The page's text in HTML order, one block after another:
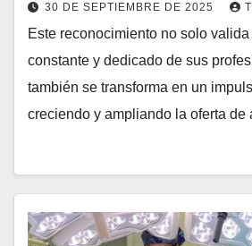
30 DE SEPTIEMBRE DE 2025
Este reconocimiento no solo
constante y dedicado de sus
también se transforma en un
creciendo y ampliando la oferta